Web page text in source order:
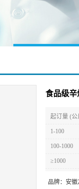
食品级辛
起订量 (公
1-100
100-1000
≥1000
品牌： 安徽